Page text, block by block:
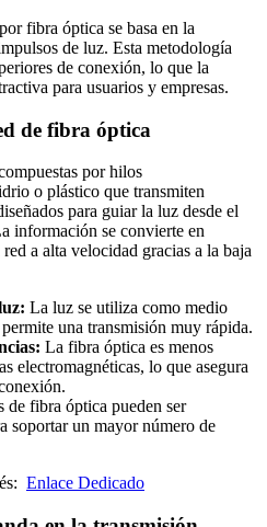
fibra óptica se basa en la
de luz. Esta metodología
de conexión, lo que la
para usuarios y empresas.
de fibra óptica
por hilos
o plástico que transmiten
para guiar la luz desde el
información se convierte en
a alta velocidad gracias a la baja
La luz se utiliza como medio
una transmisión muy rápida.
La fibra óptica es menos
electromagnéticas, lo que asegura
de fibra óptica pueden ser
soportar un mayor número de
Enlace Dedicado